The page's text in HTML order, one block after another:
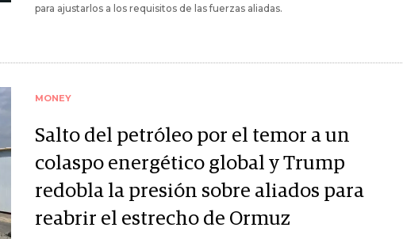
para ajustarlos a los requisitos de las fuerzas aliadas.
MONEY
Salto del petróleo por el temor a un
colaspo energético global y Trump
redobla la presión sobre aliados para
reabrir el estrecho de Ormuz